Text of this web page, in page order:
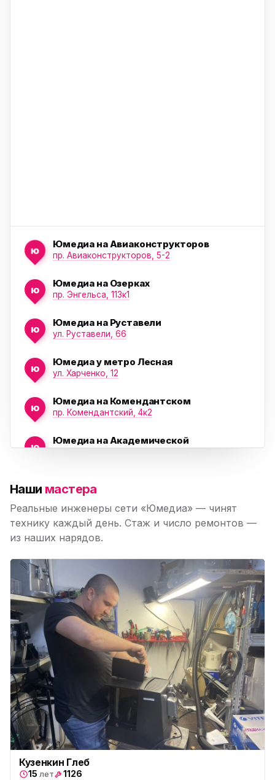
ю
Юмедиа на Авиаконструкторов
пр. Авиаконструкторов, 5-2
ю
Юмедиа на Озерках
пр. Энгельса, 113к1
ю
Юмедиа на Руставели
ул. Руставели, 66
ю
Юмедиа у метро Лесная
ул. Харченко, 12
ю
Юмедиа на Комендантском
пр. Комендантский, 4к2
ю
Юмедиа на Академической
ю Морская набережная, 35
ю
Юмедиа на Наставников
пр. Наставников 35
ю
Юмедиа на Дыбенко
ул. Антонова-Овсеенко, 25к1
ю
Юмедиа в ТК Юго-Запад
пр. Маршала Жукова, 35-1
ю
Юмедиа на Космонавтов
пр. Космонавтов, 38к4
ю
Юмедиа на Международной
ул. Белы Куна, 24к1
ю
Юмедиа в Купчино
ул. Будапештская, 87-3
ю ул. Тверская 60, Колпино
Наши мастера
Реальные инженеры сети «Юмедиа» — чинят
технику каждый день. Стаж и число ремонтов —
из наших нарядов.
Кузенкин Глеб
15 лет 1126